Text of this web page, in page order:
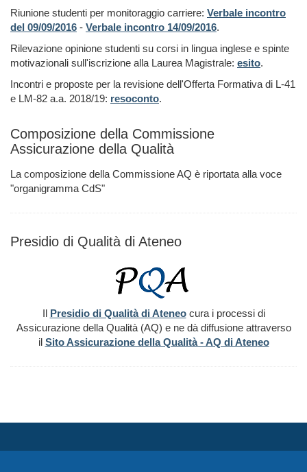
Riunione studenti per monitoraggio carriere: Verbale incontro
del 09/09/2016 - Verbale incontro 14/09/2016.
Rilevazione opinione studenti su corsi in lingua inglese e spinte
motivazionali sull'iscrizione alla Laurea Magistrale: esito.
Incontri e proposte per la revisione dell'Offerta Formativa di L-41
e LM-82 a.a. 2018/19: resoconto.
Composizione della Commissione
Assicurazione della Qualità
La composizione della Commissione AQ è riportata alla voce
"organigramma CdS"
Presidio di Qualità di Ateneo
Il Presidio di Qualità di Ateneocura i processi di
Assicurazione della Qualità (AQ) e ne dà diffusione attraverso
il Sito Assicurazione della Qualità - AQ di Ateneo